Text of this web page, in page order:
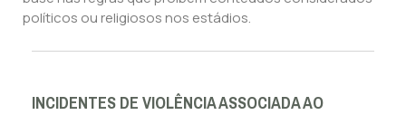
políticos ou religiosos nos estádios.
INCIDENTES DE VIOLÊNCIA ASSOCIADA AO